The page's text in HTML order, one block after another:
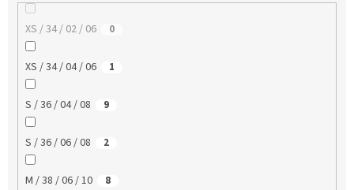
XS / 34 / 02 / 06 0
XS / 34 / 04 / 06 1
S / 36 / 04 / 08 9
S / 36 / 06 / 08 2
M / 38 / 06 / 10 8